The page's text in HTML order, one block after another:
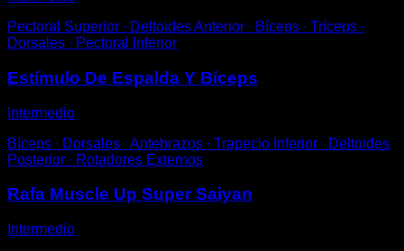
Pectoral Superior ∙ Deltoides Anterior ∙ Bíceps ∙ Tríceps ∙
Dorsales ∙ Pectoral Inferior
Estímulo De Espalda Y Bíceps
Intermedio
Bíceps ∙ Dorsales ∙ Antebrazos ∙ Trapecio Inferior ∙ Deltoides
Posterior ∙ Rotadores Externos
Rafa Muscle Up Super Saiyan
Intermedio